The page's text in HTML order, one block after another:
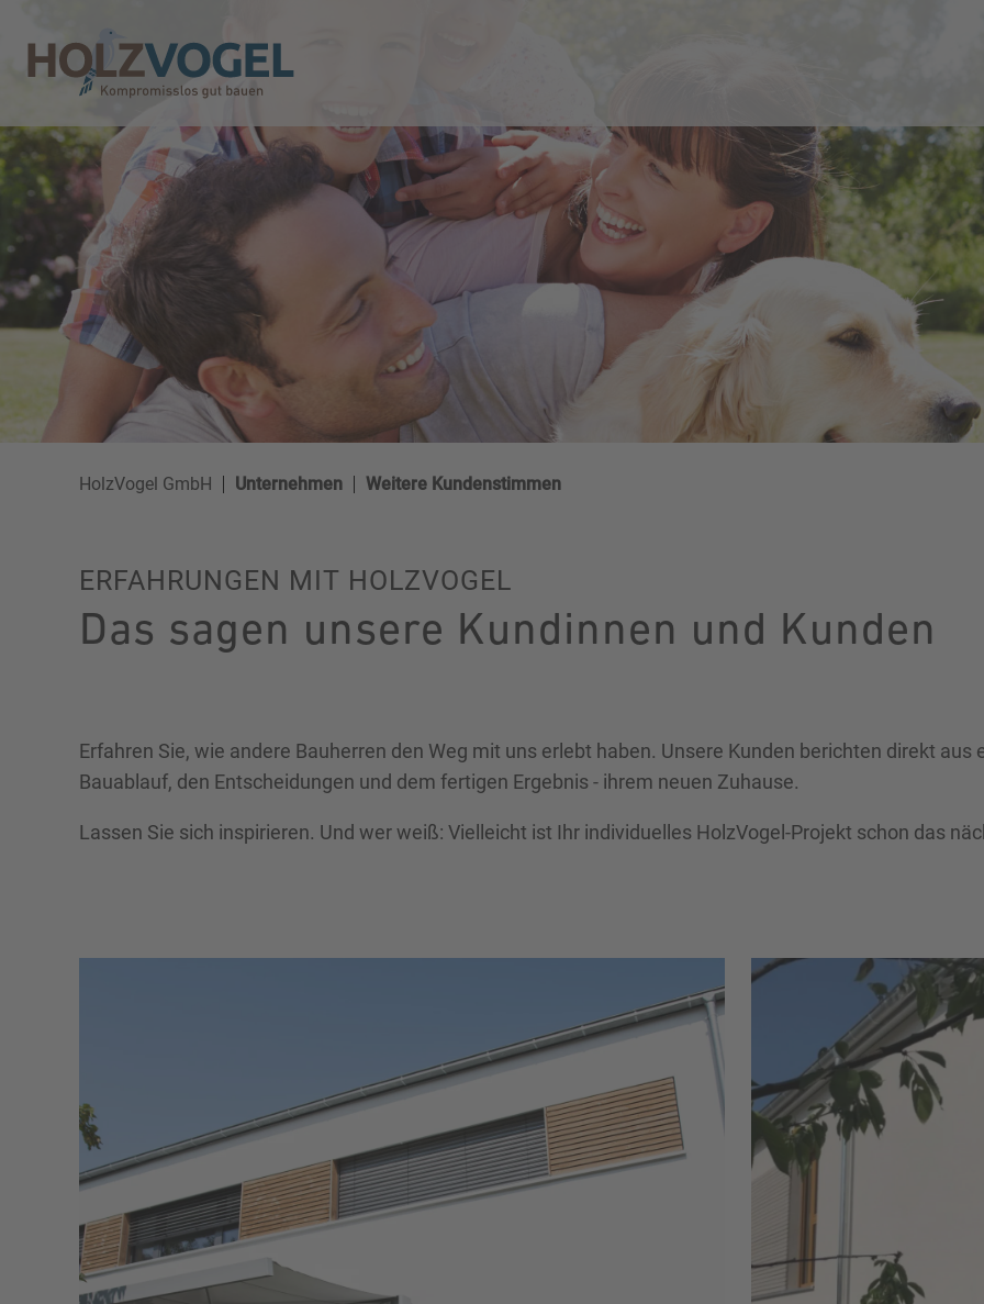
zum
Inhalt
Suche E-Mail Telefon
HolzVogel GmbH Unternehmen Weitere Kundenstimmen
ERFAHRUNGEN MIT HOLZVOGEL
Das sagen unsere Kundinnen und Kunden
Erfahren Sie, wie andere Bauherren den Weg mit uns erlebt haben. Unsere Kunden berichten direkt aus
Bauablauf, den Entscheidungen und dem fertigen Ergebnis - ihrem neuen Zuhause.
Lassen Sie sich inspirieren. Und wer weiß: Vielleicht ist Ihr individuelles HolzVogel-Projekt schon das